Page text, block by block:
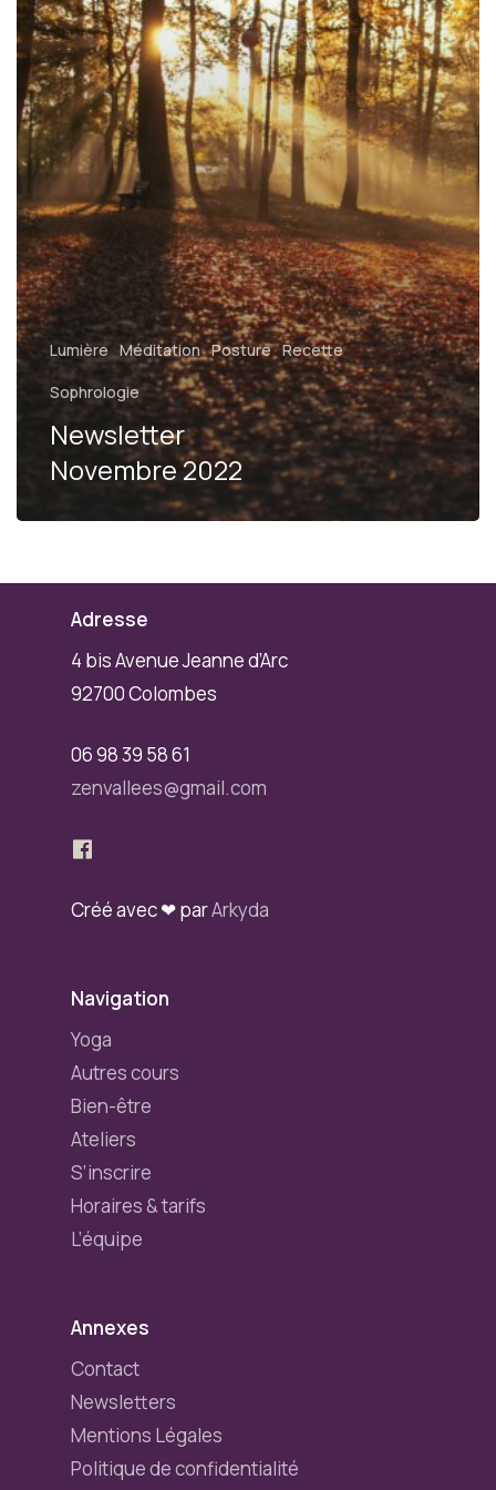
Lumière Méditation Posture Recette
Sophrologie
Newsletter
Novembre 2022
Adresse
4 bis Avenue Jeanne d’Arc
92700 Colombes
06 98 39 58 61
zenvallees@gmail.com
Créé avec ❤ parArkyda
Navigation
Yoga
Autres cours
Bien-être
Ateliers
S’inscrire
Horaires & tarifs
L’équipe
Annexes
Contact
Newsletters
Mentions Légales
Politique de confidentialité